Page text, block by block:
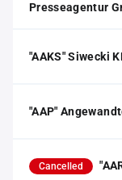
Presseagentur
"AAKS" Siwecki
"AAP"
Cancelled